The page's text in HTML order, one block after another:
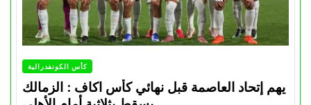
كأس الكونفدرالية
يهم إتحاد العاصمة قبل نهائي كأس اكاف : الزمالك